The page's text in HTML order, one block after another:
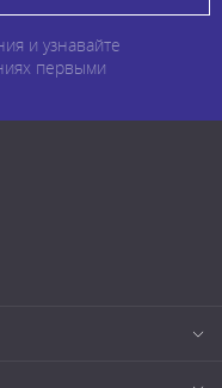
и узнавайте
первыми